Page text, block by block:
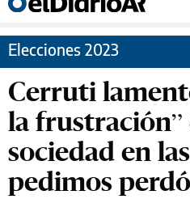
Elecciones 2023
Cerruti
la frustración”
sociedad en
pedimos